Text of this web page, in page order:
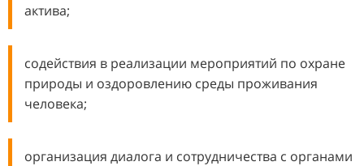
актива;
содействия в реализации мероприятий по охране
природы и оздоровлению среды проживания
человека;
организация диалога и сотрудничества с органами